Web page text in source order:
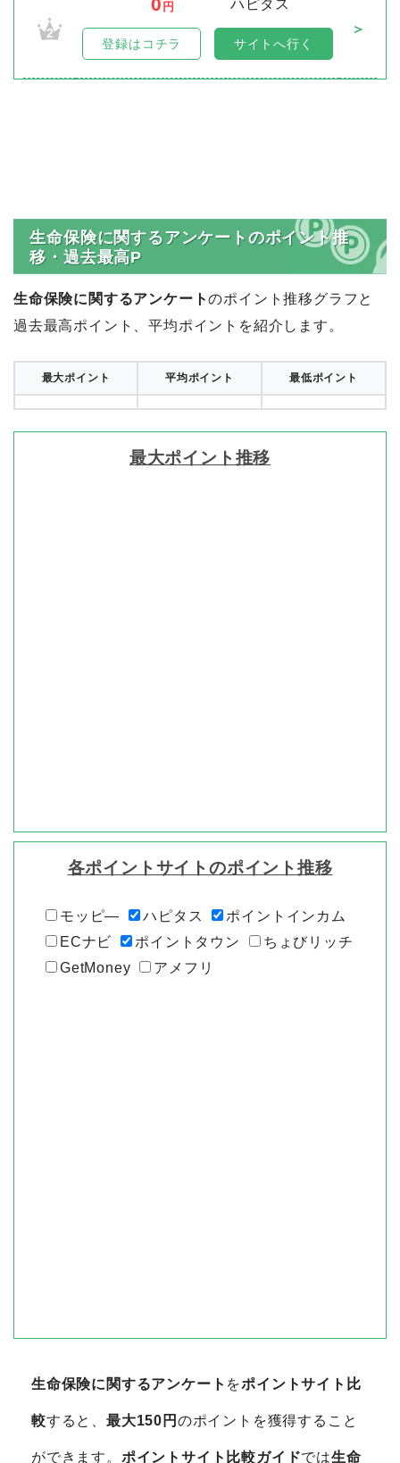
2
円
ハピタス
＞
登録はコチラ サイトへ行く
生命保険に関するアンケートのポイント推
移・過去最高P
生命保険に関するアンケートのポイント推移グラフと
過去最高ポイント、平均ポイントを紹介します。
最大ポイント 平均ポイント 最低ポイント
最大ポイント推移
各ポイントサイトのポイント推移
モッピ― ハピタス
ポイントインカム
ECナビ
ポイントタウン
ちょびリッチ
GetMoney
アメフリ
生命保険に関するアンケート をポイントサイト比
較すると、最大150円 のポイントを獲得すること
ができます。 ポイントサイト比較ガイドでは生命